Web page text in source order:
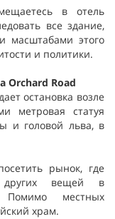
в отель
все здание,
масштабами этого
и политики.
Orchard Road
остановка возле
метровая статуя
и головой льва, в
рынок, где
вещей в
Помимо местных
храм.